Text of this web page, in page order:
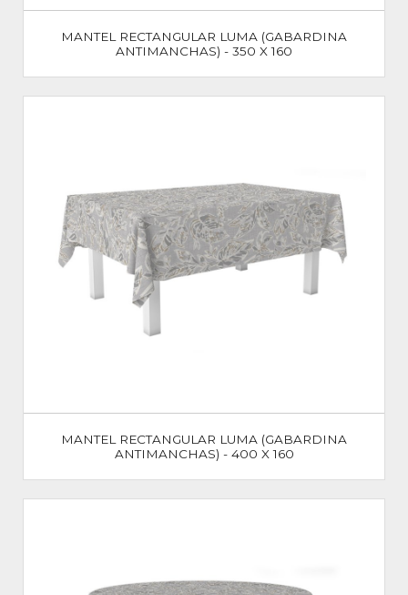
MANTEL RECTANGULAR LUMA (GABARDINA
ANTIMANCHAS) - 350 X 160
MANTEL RECTANGULAR LUMA (GABARDINA
ANTIMANCHAS) - 400 X 160